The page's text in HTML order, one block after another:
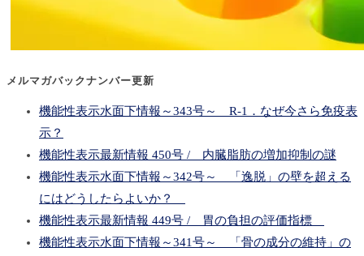
メルマガバックナンバー更新
機能性表示水面下情報～343号～ R-1．なぜ今さら免疫表
示？
機能性表示最新情報 450号 / 内臓脂肪の増加抑制の謎
機能性表示水面下情報～342号～ 「逸脱」の壁を超える
にはどうしたらよいか？
機能性表示最新情報 449号 / 胃の負担の評価指標
機能性表示水面下情報～341号～ 「骨の成分の維持」の